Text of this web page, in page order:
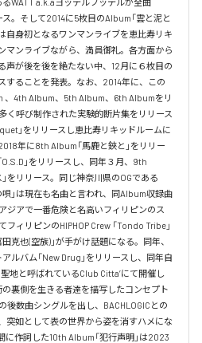
。そして2014に5枚目のAlbum「雲と泥と
自身初となるワンマンライブを恵比寿リキ
マンライブながら、満員御礼。各方面から
声が後を後を絶たない中、12月に６枚目の
することを発表。なお、2014年に、この
、4th Album、5th Album、6th Albumをリ
く呼び制作された実験的断片集をリリース
」をリリースし恵比寿リキッドルームに
年に8th Album「馬鹿と鋏と」をリリー
」をリリースし、同年３月、9th
をリリース。同じ神奈川県のOGである
唄」は現在も名曲と言われ、同Album収録曲
ジアで一番危険と名高いフィリピンのス
フィリピンのHIPHOP Crew 「Tondo Tribe」
克也(空族)」が手がけ話題になる。同年、
ルバム「New Drug」をリリースし、同年自
地と呼ばれているClub Citta’にて開催し
裏側を生きる者達を描写したコンセプト
後数曲シングルを出し、BACHLOGICとの
突如として表の世界から姿を消すハメにな
作詞した10th Album「犯行声明」は2023